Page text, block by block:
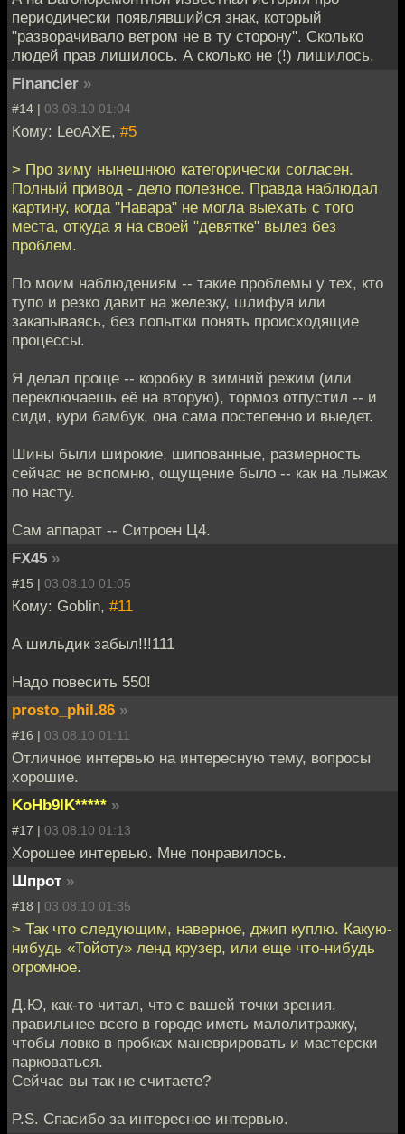
периодически появлявшийся знак, который
"разворачивало ветром не в ту сторону". Сколько
людей прав лишилось. А сколько не (!) лишилось.
Financier »
#14 | 03.08.10 01:04
Кому: LeoAXE, #5
> Про зиму нынешнюю категорически согласен.
Полный привод - дело полезное. Правда наблюдал
картину, когда "Навара" не могла выехать с того
места, откуда я на своей "девятке" вылез без
проблем.
По моим наблюдениям -- такие проблемы у тех, кто
тупо и резко давит на железку, шлифуя или
закапываясь, без попытки понять происходящие
процессы.
Я делал проще -- коробку в зимний режим (или
переключаешь её на вторую), тормоз отпустил -- и
сиди, кури бамбук, она сама постепенно и выедет.
Шины были широкие, шипованные, размерность
сейчас не вспомню, ощущение было -- как на лыжах
по насту.
Сам аппарат -- Ситроен Ц4.
FX45 »
#15 | 03.08.10 01:05
Кому: Goblin, #11
А шильдик забыл!!!111
Надо повесить 550!
prosto_phil.86 »
#16 | 03.08.10 01:11
Отличное интервью на интересную тему, вопросы
хорошие.
KoHb9IK***** »
#17 | 03.08.10 01:13
Хорошее интервью. Мне понравилось.
Шпрот »
#18 | 03.08.10 01:35
> Так что следующим, наверное, джип куплю. Какую-
нибудь «Тойоту» ленд крузер, или еще что-нибудь
огромное.
Д.Ю, как-то читал, что с вашей точки зрения,
правильнее всего в городе иметь малолитражку,
чтобы ловко в пробках маневрировать и мастерски
парковаться.
Сейчас вы так не считаете?
P.S. Спасибо за интересное интервью.